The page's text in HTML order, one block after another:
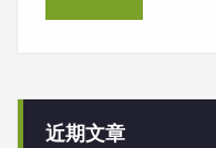
近期文章